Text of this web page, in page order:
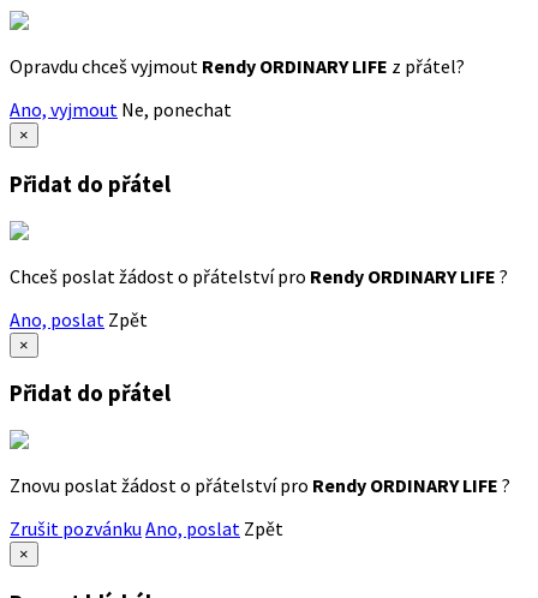
Opravdu chceš vyjmout Rendy ORDINARY LIFE z přátel?
Ano, vyjmout Ne, ponechat
×
Přidat do přátel
Chceš poslat žádost o přátelství pro Rendy ORDINARY LIFE ?
Ano, poslat Zpět
×
Přidat do přátel
Znovu poslat žádost o přátelství pro Rendy ORDINARY LIFE ?
Zrušit pozvánku Ano, poslat Zpět
×